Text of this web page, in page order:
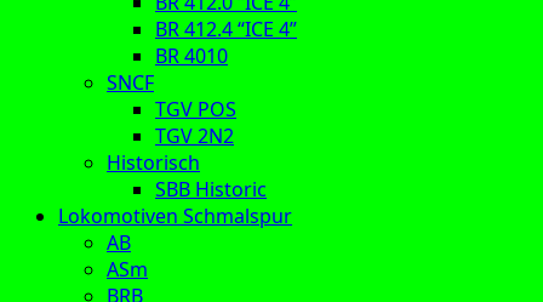
BR 412.4 “ICE 4”
BR 4010
SNCF
TGV POS
TGV 2N2
Historisch
SBB Historic
Lokomotiven Schmalspur
AB
ASm
BRB